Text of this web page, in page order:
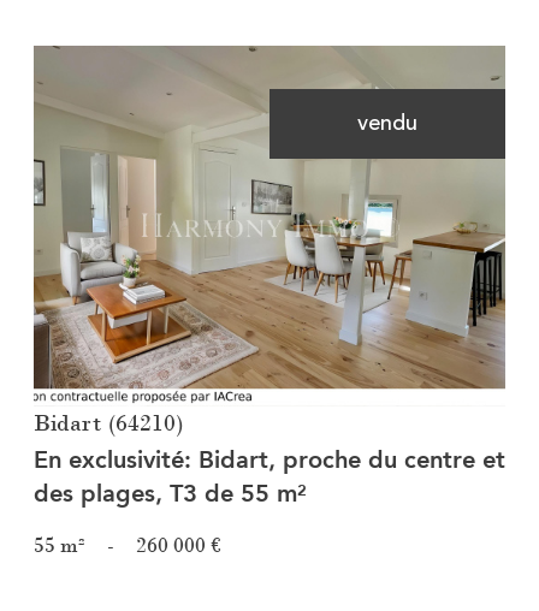
vendu
Voir le bien
Bidart (64210)
En exclusivité: Bidart, proche du centre et
des plages, T3 de 55 m²
55 m² - 260 000 €